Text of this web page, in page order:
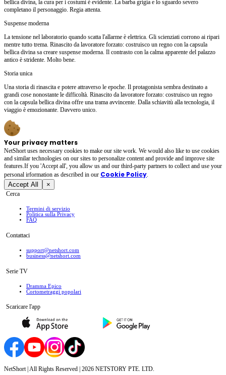
bellica divina, la cura per i costumi è evidente. La barba grigia e lo sguardo severo
completano il personaggio. Regia attenta.
Suspense moderna
La tensione nel laboratorio quando scatta l'allarme è elettrica. Gli scienziati corrono ai ripari
mentre tutto trema. Rinascito da lavoratore forzato: costruisco un regno con la capsula
bellica divina sa creare suspense moderna. Il contrasto con la calma apparente del palazzo
antico è stridente. Molto bene.
Storia unica
Una storia di rinascita e potere attraverso le epoche. Il protagonista sembra destinato a
grandi cose nonostante le difficoltà. Rinascito da lavoratore forzato: costruisco un regno
con la capsula bellica divina offre una trama avvincente. Dalla schiavitù alla tecnologia, il
viaggio è emozionante. Davvero unico.
Your privacy matters
NetShort uses necessary cookies to make our site work. We would also like to use cookies
and similar technologies on our sites to personalize content and provide and improve site
features.If you 'Accept all', you allow us and our third-party partners to collect and use your
personal irformation as described in our Cookie Policy.
Accept All ×
Cerca
Termini di servizio
Politica sulla Privacy
FAQ
Contattaci
support@netshort.com
business@netshort.com
Serie TV
Dramma Epico
‌Cortometraggi popolari
Scaricare l'app
NetShort | All Rights Reserved | 2026 NETSTORY PTE. LTD.